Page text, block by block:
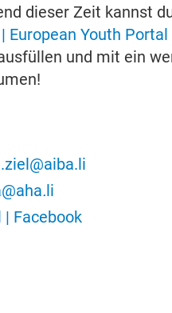
dieser Zeit kannst
European Youth Portal
und mit ein
.li
| Facebook